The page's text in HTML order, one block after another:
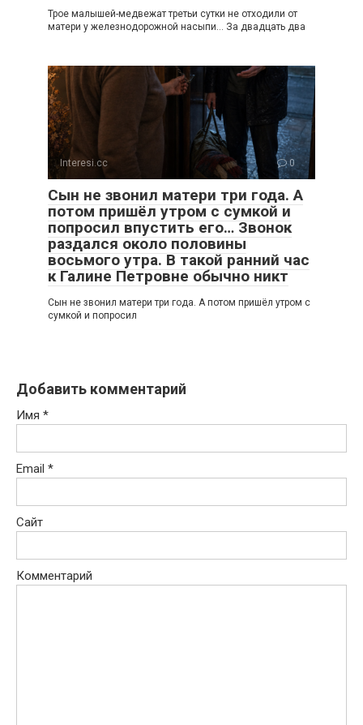
Трое малышей-медвежат третьи сутки не отходили от
матери у железнодорожной насыпи… За двадцать два
Interesi.cc 0
Сын не звонил матери три года. А
потом пришёл утром с сумкой и
попросил впустить его… Звонок
раздался около половины
восьмого утра. В такой ранний час
к Галине Петровне обычно никт
Сын не звонил матери три года. А потом пришёл утром с
сумкой и попросил
Добавить комментарий
Имя *
Email *
Сайт
Комментарий